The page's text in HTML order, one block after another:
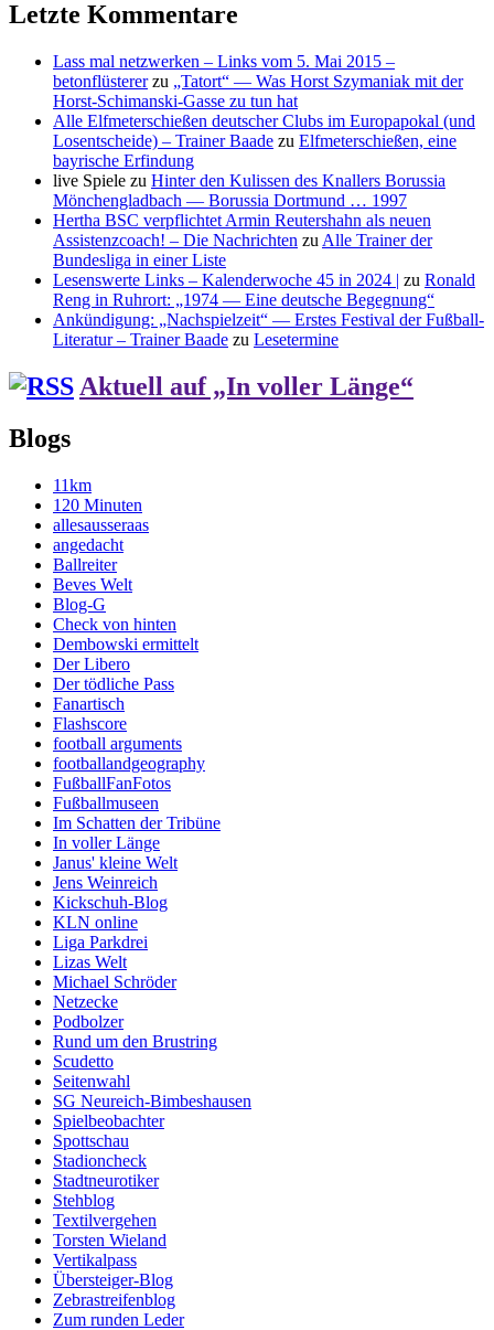
Letzte Kommentare
Lass mal netzwerken – Links vom 5. Mai 2015 –
betonflüstererzu „Tatort“ — Was Horst Szymaniak mit der
Horst-Schimanski-Gasse zu tun hat
Alle Elfmeterschießen deutscher Clubs im Europapokal (und
Losentscheide) – Trainer Baade zu Elfmeterschießen, eine
bayrische Erfindung
live Spiele zu Hinter den Kulissen des Knallers Borussia
Mönchengladbach — Borussia Dortmund … 1997
Hertha BSC verpflichtet Armin Reutershahn als neuen
Assistenzcoach! – Die Nachrichten zu Alle Trainer der
Bundesliga in einer Liste
Lesenswerte Links – Kalenderwoche 45 in 2024 | zu Ronald
Reng in Ruhrort: „1974 — Eine deutsche Begegnung“
Ankündigung: „Nachspielzeit“ — Erstes Festival der Fußball-
Literatur – Trainer Baade zu Lesetermine
Aktuell auf „In voller Länge“
Blogs
11km
120 Minuten
allesausseraas
angedacht
Ballreiter
Beves Welt
Blog-G
Check von hinten
Dembowski ermittelt
Der Libero
Der tödliche Pass
Fanartisch
Flashscore
football arguments
footballandgeography
FußballFanFotos
Fußballmuseen
Im Schatten der Tribüne
In voller Länge
Janus' kleine Welt
Jens Weinreich
Kickschuh-Blog
KLN online
Liga Parkdrei
Lizas Welt
Michael Schröder
Netzecke
Podbolzer
Rund um den Brustring
Scudetto
Seitenwahl
SG Neureich-Bimbeshausen
Spielbeobachter
Spottschau
Stadioncheck
Stadtneurotiker
Stehblog
Textilvergehen
Torsten Wieland
Vertikalpass
Übersteiger-Blog
Zebrastreifenblog
Zum runden Leder